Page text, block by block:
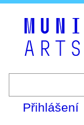
Přihlášení